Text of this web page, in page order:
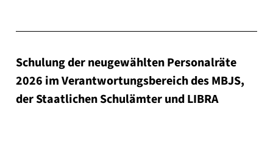
Schu­lung der neu­ge­wähl­ten Per­so­nal­rä­te
2026 im Ver­ant­wor­tungs­be­reich desMBJS,
derStaat­li­chen Schul­äm­ter und LIBRA